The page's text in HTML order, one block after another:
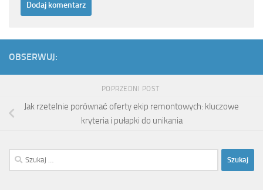
OBSERWUJ:
POPRZEDNI POST
Jak rzetelnie porównać oferty ekip remontowych: kluczowe
kryteria i pułapki do unikania
Szukaj: